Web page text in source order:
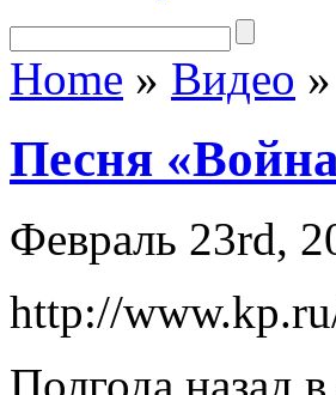
Home » Видео »
Песня
Февраль 23rd,
http://
Полгода назад